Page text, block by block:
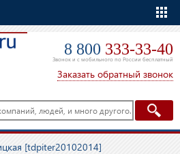
8 800 333-33-40
Звонок и с мобильного по России бесплатный
Заказать обратный звонок
[tdpiter20102014]